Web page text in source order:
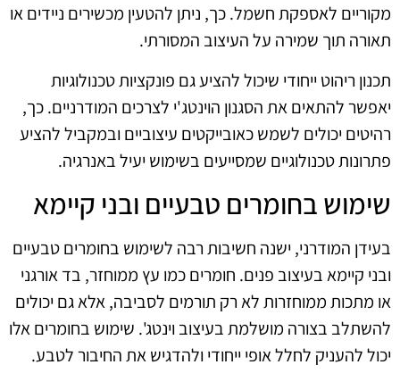
מקוריים לאספקת חשמל. כך, ניתן להטעין מכשירים ניידים או
תאורה תוך שמירה על העיצוב המסורתי.
תכנון ריהוט ייחודי שיכול להציע גם פונקציות טכנולוגיות
יאפשר להתאים את הסגנון הוינטג'י לצרכים המודרניים. כך,
רהיטים יכולים לשמש כאובייקטים עיצוביים ובמקביל להציע
פתרונות טכנולוגיים שמסייעים בשימוש יעיל באנרגיה.
שימוש בחומרים טבעיים ובני קיימא
בעידן המודרני, ישנה חשיבות רבה לשימוש בחומרים טבעיים
ובני קיימא בעיצוב פנים. חומרים כמו עץ ממוחזר, בד אורגני
או מתכות ממוחזרות לא רק תורמים לסביבה, אלא גם יכולים
להשתלב בצורה מושלמת בעיצוב וינטג'. שימוש בחומרים אלו
יכול להעניק לחלל אופי ייחודי ולהדגיש את החיבור לטבע.